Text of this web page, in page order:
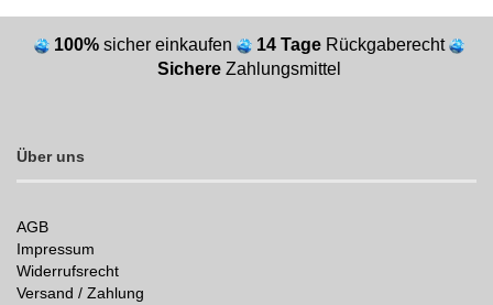
100% sicher einkaufen 14 Tage Rückgaberecht
Sichere Zahlungsmittel
Über uns
AGB
Impressum
Widerrufsrecht
Versand / Zahlung